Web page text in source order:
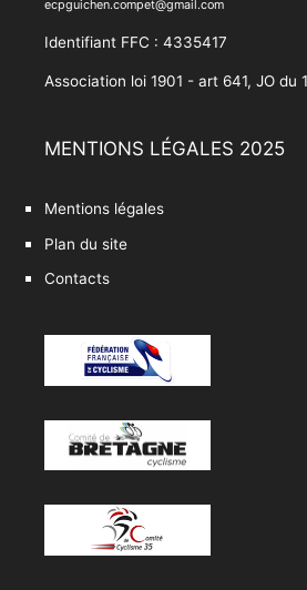
ecpguichen.compet@gmail.com
Identifiant FFC : 4335417
Association loi 1901 - art 641, JO du
MENTIONS LÉGALES 2025
Mentions légales
Plan du site
Contacts